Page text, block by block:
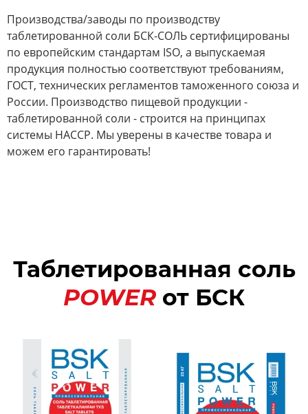
Производства/заводы по производству
таблетированной соли БСК-СОЛЬ сертифицированы
по европейским стандартам ISO, а выпускаемая
продукция полностью соответствуют требованиям,
ГОСТ, технических регламентов таможенного союза и
России. Производство пищевой продукции -
таблетированной соли - строится на принципах
системы HACCP. Мы уверены в качестве товара и
можем его гарантировать!
Таблетированная соль
POWER от БСК